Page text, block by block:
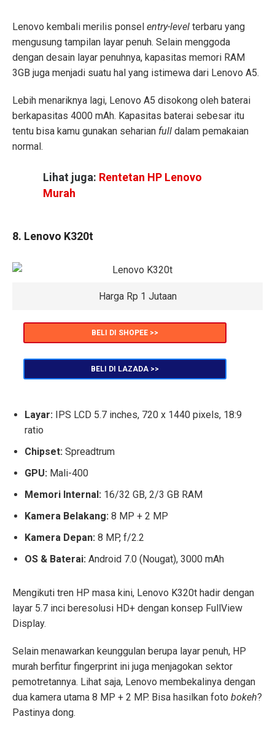
Lenovo kembali merilis ponsel entry-level terbaru yang
mengusung tampilan layar penuh. Selain menggoda
dengan desain layar penuhnya, kapasitas memori RAM
3GB juga menjadi suatu hal yang istimewa dari Lenovo A5.
Lebih menariknya lagi, Lenovo A5 disokong oleh baterai
berkapasitas 4000 mAh. Kapasitas baterai sebesar itu
tentu bisa kamu gunakan seharian full dalam pemakaian
normal.
Lihat juga: Rentetan HP Lenovo
Murah
8. Lenovo K320t
Harga Rp 1 Jutaan
BELI DI SHOPEE >>
BELI DI LAZADA >>
Layar: IPS LCD 5.7 inches, 720 x 1440 pixels, 18:9
ratio
Chipset: Spreadtrum
GPU: Mali-400
Memori Internal: 16/32 GB, 2/3 GB RAM
Kamera Belakang: 8 MP + 2 MP
Kamera Depan: 8 MP, f/2.2
OS & Baterai: Android 7.0 (Nougat), 3000 mAh
Mengikuti tren HP masa kini, Lenovo K320t hadir dengan
layar 5.7 inci beresolusi HD+ dengan konsep FullView
Display.
Selain menawarkan keunggulan berupa layar penuh, HP
murah berfitur fingerprint ini juga menjagokan sektor
pemotretannya. Lihat saja, Lenovo membekalinya dengan
dua kamera utama 8 MP + 2 MP. Bisa hasilkan foto bokeh?
Pastinya dong.